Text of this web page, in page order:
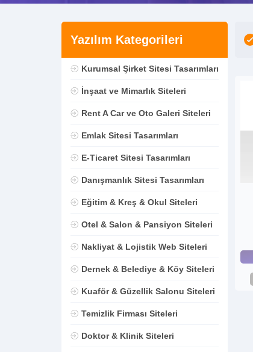
Yazılım Kategorileri
Kurumsal Şirket Sitesi Tasarımları
İnşaat ve Mimarlık Siteleri
Rent A Car ve Oto Galeri Siteleri
Emlak Sitesi Tasarımları
E-Ticaret Sitesi Tasarımları
Danışmanlık Sitesi Tasarımları
Eğitim & Kreş & Okul Siteleri
Otel & Salon & Pansiyon Siteleri
Nakliyat & Lojistik Web Siteleri
Dernek & Belediye & Köy Siteleri
Kuaför & Güzellik Salonu Siteleri
Temizlik Firması Siteleri
Doktor & Klinik Siteleri